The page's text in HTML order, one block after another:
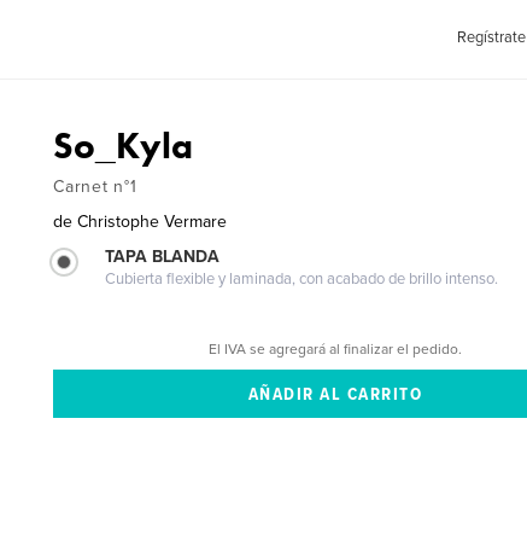
Regístrate
So_Kyla
Carnet n°1
de Christophe Vermare
TAPA BLANDA
Cubierta flexible y laminada, con acabado de brillo intenso.
El IVA se agregará al finalizar el pedido.